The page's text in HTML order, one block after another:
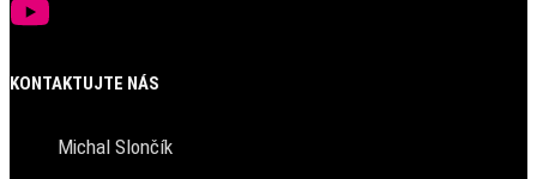
KONTAKTUJTE NÁS
Michal Slončík